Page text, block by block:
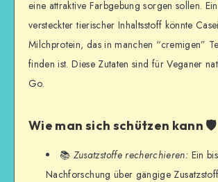
eine attraktive Farbgebung sorgen sollen.
versteckter tierischer Inhaltsstoff könnte
Milchprotein, das in manchen “cremigen”
finden ist. Diese Zutaten sind für Veganer
Go.
Wie man sich schützen kann 🛡️
📚 Zusatzstoffe recherchieren: Ein
Nachforschung über gängige